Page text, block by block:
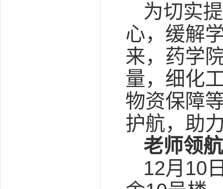
为切实
心，缓解
来，药学
量，细化
物资保障
护航，助
老师领
12月10